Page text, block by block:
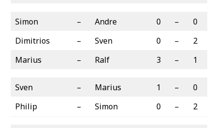
Simon – Andre 0 –
0
Dimitrios
– Sven 0 –
2
Marius
– Ralf 3 – 1
Sven – Marius 1 –
0
Philip
– Simon 0 – 2